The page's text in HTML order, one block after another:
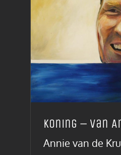
Koning – van
Annie van de